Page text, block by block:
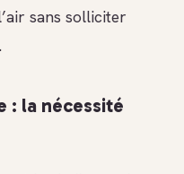
sans solliciter
: la nécessité